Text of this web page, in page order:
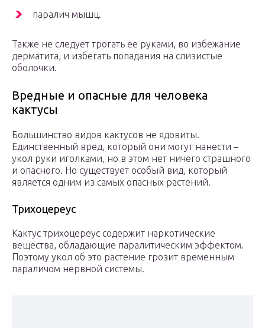
паралич мышц.
Также не следует трогать ее руками, во избежание
дерматита, и избегать попадания на слизистые
оболочки.
Вредные и опасные для человека
кактусы
Большинство видов кактусов не ядовиты.
Единственный вред, который они могут нанести –
укол руки иголками, но в этом нет ничего страшного
и опасного. Но существует особый вид, который
является одним из самых опасных растений.
Трихоцереус
Кактус трихоцереус содержит наркотические
вещества, обладающие паралитическим эффектом.
Поэтому укол об это растение грозит временным
параличом нервной системы.